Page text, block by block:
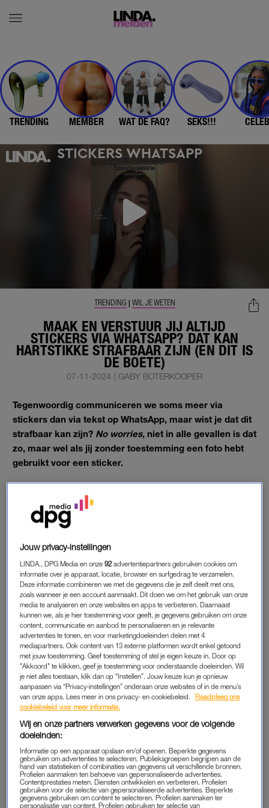
TRENDING MEMBER WAT DE FAQ? SEKS!!!
MAAK EN VERSTUUR JIJ ALTIJD
STICKERS VIA WHATSAPP? DAT KAN
HARTSTIKKE STRAFBAAR ZIJN (EN DIT IS
DE BOETE)
TRENDING | WIL JE WETEN
07-11-2024 | GABY BOTERKOOPER
Tegenwoordig communiceren we soms meer via
stickers dan via tekst op WhatsApp, maar wist je dat dit
strafbaar kan zijn? No worries, niet in alle gevallen is dat
zo, maar wel als jij zonder toestemming een foto hebt
gebruikt voor een sticker.
Goed om te weten voordat je weer aan het knutselen gaat aan
een nieuw sticker-pakket.
STRAFBAAR
gekkiecompilatie én lelijke selfies van je vrienden (en vijanden)
opgeslagen hebt als sticker, wil je vanaf nu misschien even
twee keer nadenken voordat je die stuurt. Dit is volgens de wet
namelijk hartstikke strafbaar als het zonder toestemming van
die persoon gebeurt én als die persoon een ‘redelijk belang’
heeft dat de sticker niet gemaakt of verstuurd wordt. Dit vertelt
Zamina, masterstudent privaatrecht aan de Rijksuniversiteit in
Groningen.
“In zo’n geval zal namelijk worden gekeken wat belangrijker is:
de vrijheid van meningsuiting of het portretrecht van degene
op de sticker? Een redelijk belang is waarschijnlijk niet aan de
orde bij een sticker die je stiekem maakt van je docent, dus
het is goed om te bedenken dat een persoonlijke afbeelding
zonder toestemming, jou zomaar in de problemen kan
brengen”, legt ze uit in haar TikTok.
Jouw privacy-instellingen
LINDA., DPG Media en onze92 advertentiepartners gebruiken cookies om
informatie over je apparaat, locatie, browser en surfgedrag te verzamelen.
Deze informatie combineren we met de gegevens die je zelf deelt met ons,
zoals wanneer je een account aanmaakt. Dit doen we om het gebruik van onze
media te analyseren en onze websites en apps te verbeteren. Daarnaast
kunnen we, als je hier toestemming voor geeft, je gegevens gebruiken om onze
content, communicatie en aanbod te personaliseren en je relevante
advertenties te tonen, en voor marketingdoeleinden delen met 4
mediapartners. Ook content van 13 externe platformen wordt enkel getoond
met jouw toestemming. Geef toestemming of stel je eigen keuze in. Door op
"Akkoord" te klikken, geef je toestemming voor onderstaande doeleinden. Wil
je niet alles toestaan, klik dan op “Instellen”. Jouw keuze kun je opnieuw
aanpassen via “Privacy-instellingen” onderaan onze websites of in de menu’s
van onze apps. Lees meer in ons privacy- en cookiebeleid.
Raadpleeg ons
cookiebeleid voor meer informatie.
Wij en onze partners verwerken gegevens voor de volgende
doeleinden:
Informatie op een apparaat opslaan en/of openen. Beperkte gegevens
gebruiken om advertenties te selecteren. Publieksgroepen begrijpen aan de
hand van statistieken of combinaties van gegevens uit verschillende bronnen.
Profielen aanmaken ten behoeve van gepersonaliseerde advertenties.
Contentprestaties meten. Diensten ontwikkelen en verbeteren. Profielen
gebruiken voor de selectie van gepersonaliseerde advertenties. Beperkte
gegevens gebruiken om content te selecteren. Profielen aanmaken ter
personalisatie van content. Profielen gebruiken ter selectie van